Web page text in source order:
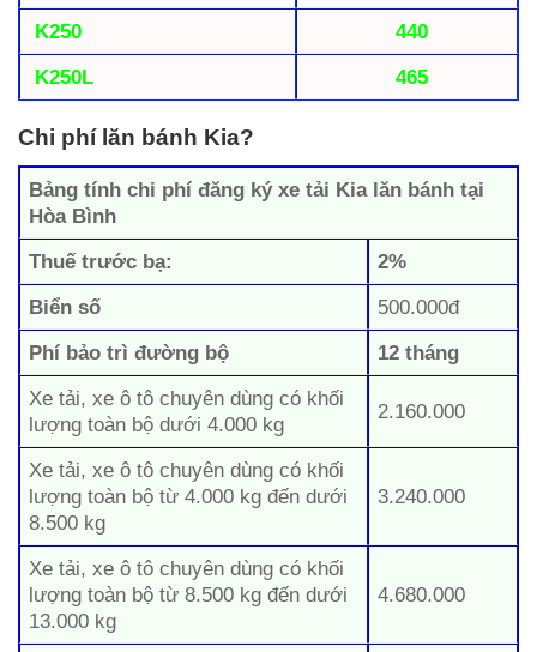
K250
440
K250L
465
Chi phí lăn bánh Kia?
Bảng tính chi phí đăng ký xe tải Kia lăn bánh tại
Hòa Bình
Thuế trước bạ:
2%
Biển số
500.000đ
Phí bảo trì đường bộ
12 tháng
Xe tải, xe ô tô chuyên dùng có khối
lượng toàn bộ dưới 4.000 kg
2.160.000
Xe tải, xe ô tô chuyên dùng có khối
lượng toàn bộ từ 4.000 kg đến dưới
8.500 kg
3.240.000
Xe tải, xe ô tô chuyên dùng có khối
lượng toàn bộ từ 8.500 kg đến dưới
13.000 kg
4.680.000